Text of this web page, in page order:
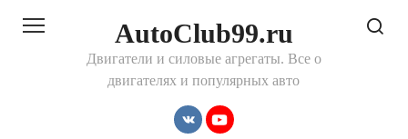
AutoClub99.ru
Двигатели и силовые агрегаты. Все о
двигателях и популярных авто